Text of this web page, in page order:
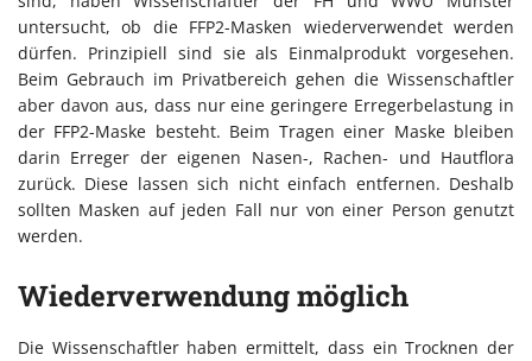
untersucht, ob die FFP2-Masken wiederverwendet werden
dürfen. Prinzipiell sind sie als Einmalprodukt vorgesehen.
Beim Gebrauch im Privatbereich gehen die Wissenschaftler
aber davon aus, dass nur eine geringere Erregerbelastung in
der FFP2-Maske besteht. Beim Tragen einer Maske bleiben
darin Erreger der eigenen Nasen-, Rachen- und Hautflora
zurück. Diese lassen sich nicht einfach entfernen. Deshalb
sollten Masken auf jeden Fall nur von einer Person genutzt
werden.
Wiederverwendung möglich
Die Wissenschaftler haben ermittelt, dass ein Trocknen der